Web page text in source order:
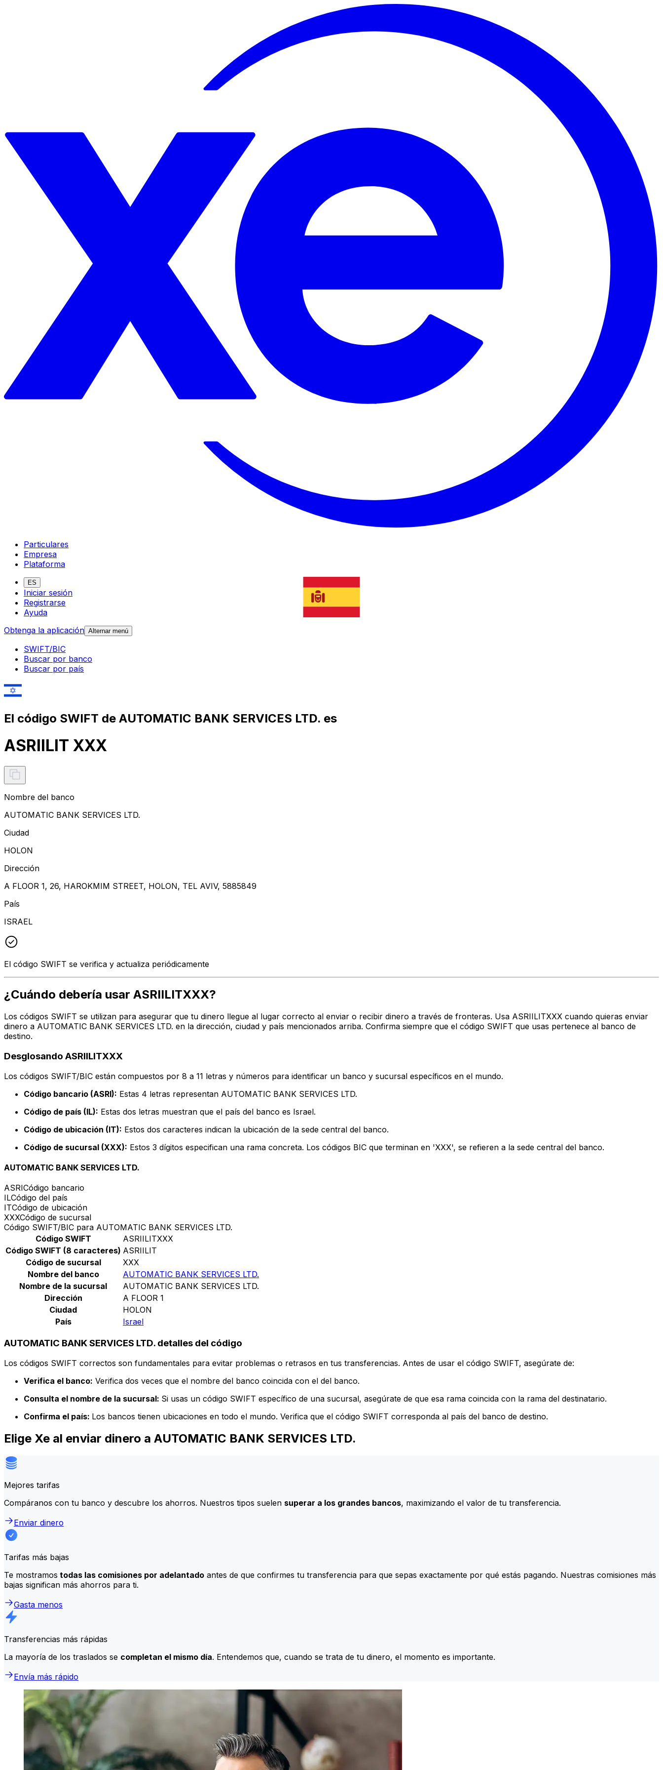
Particulares
Empresa
Plataforma
ES
Iniciar sesión
Registrarse
Ayuda
Obtenga la aplicación Alternar menú
SWIFT/BIC
Buscar por banco
Buscar por país
El código SWIFT de AUTOMATIC BANK SERVICES LTD. es
ASRIILIT XXX
Nombre del banco
AUTOMATIC BANK SERVICES LTD.
Ciudad
HOLON
Dirección
A FLOOR 1, 26, HAROKMIM STREET, HOLON, TEL AVIV, 5885849
País
ISRAEL
El código SWIFT se verifica y actualiza periódicamente
¿Cuándo debería usar ASRIILITXXX?
Los códigos SWIFT se utilizan para asegurar que tu dinero llegue al lugar correcto al enviar o recibir dinero a través de fronteras. Usa ASRIILITXXX cuando quieras enviar
dinero a AUTOMATIC BANK SERVICES LTD. en la dirección, ciudad y país mencionados arriba. Confirma siempre que el código SWIFT que usas pertenece al banco de
destino.
Desglosando ASRIILITXXX
Los códigos SWIFT/BIC están compuestos por 8 a 11 letras y números para identificar un banco y sucursal específicos en el mundo.
Código bancario (ASRI): Estas 4 letras representan AUTOMATIC BANK SERVICES LTD.
Código de país (IL): Estas dos letras muestran que el país del banco es Israel.
Código de ubicación (IT): Estos dos caracteres indican la ubicación de la sede central del banco.
Código de sucursal (XXX): Estos 3 dígitos especifican una rama concreta. Los códigos BIC que terminan en 'XXX', se refieren a la sede central del banco.
AUTOMATIC BANK SERVICES LTD.
ASRICódigo bancario
ILCódigo del país
ITCódigo de ubicación
XXXCódigo de sucursal
Código SWIFT/BIC para AUTOMATIC BANK SERVICES LTD.
Código SWIFT
ASRIILITXXX
Código SWIFT (8 caracteres) ASRIILIT
Código de sucursal
XXX
Nombre del banco
AUTOMATIC BANK SERVICES LTD.
Nombre de la sucursal
AUTOMATIC BANK SERVICES LTD.
Dirección
A FLOOR 1
Ciudad
HOLON
País
Israel
AUTOMATIC BANK SERVICES LTD. detalles del código
Los códigos SWIFT correctos son fundamentales para evitar problemas o retrasos en tus transferencias. Antes de usar el código SWIFT, asegúrate de:
Verifica el banco: Verifica dos veces que el nombre del banco coincida con el del banco.
Consulta el nombre de la sucursal: Si usas un código SWIFT específico de una sucursal, asegúrate de que esa rama coincida con la rama del destinatario.
Confirma el país: Los bancos tienen ubicaciones en todo el mundo. Verifica que el código SWIFT corresponda al país del banco de destino.
Elige Xe al enviar dinero a AUTOMATIC BANK SERVICES LTD.
Mejores tarifas
Compáranos con tu banco y descubre los ahorros. Nuestros tipos suelen superar a los grandes bancos, maximizando el valor de tu transferencia.
Enviar dinero
Tarifas más bajas
Te mostramos todas las comisiones por adelantado antes de que confirmes tu transferencia para que sepas exactamente por qué estás pagando. Nuestras comisiones más
bajas significan más ahorros para ti.
Gasta menos
Transferencias más rápidas
La mayoría de los traslados se completan el mismo día. Entendemos que, cuando se trata de tu dinero, el momento es importante.
Envía más rápido